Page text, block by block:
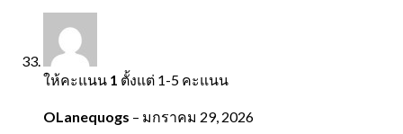
ให้คะแนน 1 ตั้งแต่ 1-5 คะแนน
OLanequogs – มกราคม 29, 2026